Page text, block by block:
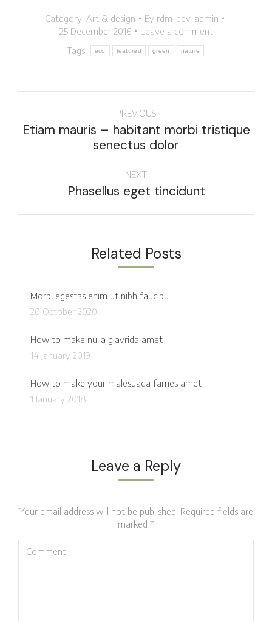
Category: Art & design By rdm-dev-admin
25 December 2016
Leave a comment
Tags:
eco featured green nature
PREVIOUS
Etiam mauris – habitant morbi tristique
senectus dolor
NEXT
Phasellus eget tincidunt
Related Posts
Morbi egestas enim ut nibh faucibu
20 October 2020
How to make nulla glavrida amet
14 January 2019
How to make your malesuada fames amet
1 January 2018
Leave a Reply
Your email address will not be published. Required fields are
marked *
Comment